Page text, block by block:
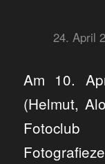
24. April
Am 10.
(Helmut,